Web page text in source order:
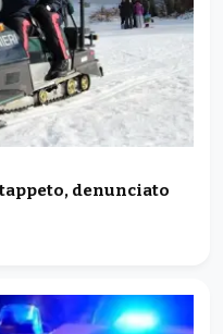
denunciato